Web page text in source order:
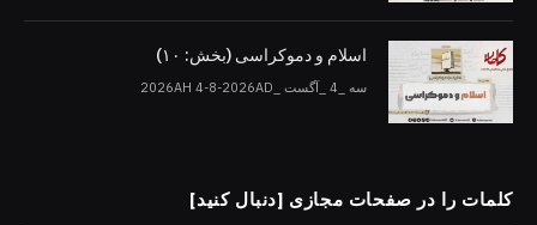
اسلام و دموکراسی (بخش: ۱۰)
سه _4 _آگست _2026AH 4-8-2026AD
کلمات را در صفحات مجازی [دنبال کنید]